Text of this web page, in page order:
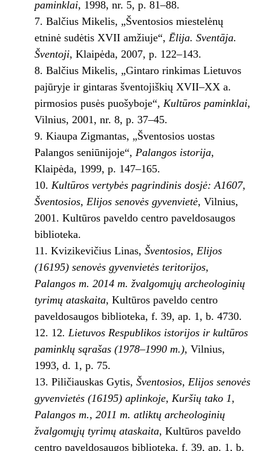
paminklai, 1998, nr. 5, p. 81–88.
Balčius Mikelis, „Šventosios miestelėnų
etninė sudėtis XVII amžiuje“, Ēlija. Sventāja.
Šventoji, Klaipėda, 2007, p. 122–143.
Balčius Mikelis, „Gintaro rinkimas Lietuvos
pajūryje ir gintaras šventojiškių XVII–XX a.
pirmosios pusės puošyboje“, Kultūros paminklai,
Vilnius, 2001, nr. 8, p. 37–45.
Kiaupa Zigmantas, „Šventosios uostas
Palangos seniūnijoje“, Palangos istorija,
Klaipėda, 1999, p. 147–165.
Kultūros vertybės pagrindinis dosjė: A1607,
Šventosios, Elijos senovės gyvenvietė, Vilnius,
2001. Kultūros paveldo centro paveldosaugos
biblioteka.
Kvizikevičius Linas, Šventosios, Elijos
(16195) senovės gyvenvietės teritorijos,
Palangos m. 2014 m. žvalgomųjų archeologinių
tyrimų ataskaita, Kultūros paveldo centro
paveldosaugos biblioteka, f. 39, ap. 1, b. 4730.
12. Lietuvos Respublikos istorijos ir kultūros
paminklų sąrašas (1978–1990 m.), Vilnius,
1993, d. 1, p. 75.
Piličiauskas Gytis, Šventosios, Elijos senovės
gyvenvietės (16195) aplinkoje, Kuršių tako 1,
Palangos m., 2011 m. atliktų archeologinių
žvalgomųjų tyrimų ataskaita, Kultūros paveldo
centro paveldosaugos biblioteka, f. 39, ap. 1, b.